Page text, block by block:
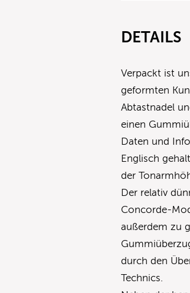
DETAILS
Verpackt ist
geformten
Abtastnadel
einen
Daten und
Englisch
der
Der relativ
Concorde-
außerdem zu
durch den
Technics.